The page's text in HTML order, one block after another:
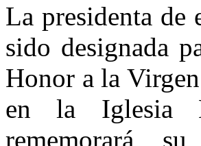
La presidenta de
sido designada
Honor a la
en la Iglesia
rememorará